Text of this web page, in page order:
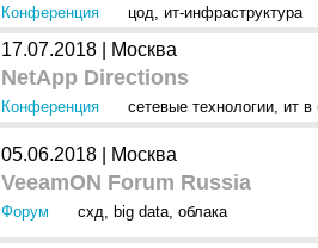
Конференция цод, ит-инфраструктура
17.07.2018 | Москва
NetApp Directions
Конференция сетевые технологии, ит в
05.06.2018 | Москва
VeeamON Forum Russia
Форум схд, big data, облака